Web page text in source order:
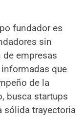
fundador es
sin
de empresas
que
de la
busca startups
sólida trayectoria